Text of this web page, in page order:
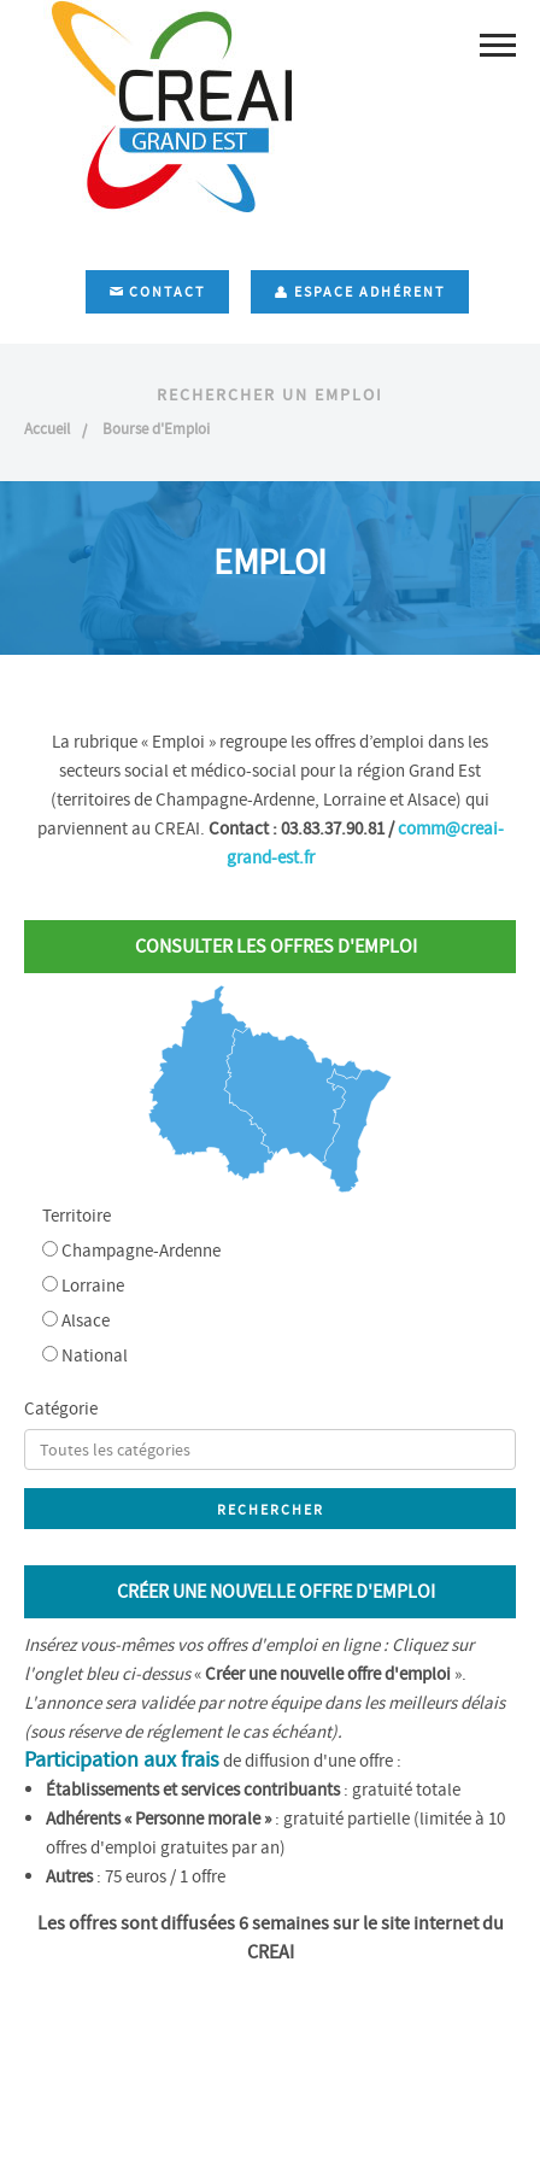
CONTACT ESPACE ADHÉRENT
RECHERCHER UN EMPLOI
Accueil Bourse d'Emploi
EMPLOI
La rubrique « Emploi » regroupe les offres d’emploi dans les
secteurs social et médico-social pour la région Grand Est
(territoires de Champagne-Ardenne, Lorraine et Alsace) qui
parviennent au CREAI. Contact : 03.83.37.90.81 /comm@creai-
grand-est.fr
CONSULTER LES OFFRES D'EMPLOI
Territoire
Champagne-Ardenne
Lorraine
Alsace
National
Catégorie
CRÉER UNE NOUVELLE OFFRE D'EMPLOI
Insérez vous-mêmes vos offres d'emploi en ligne : Cliquez sur
l'onglet bleu ci-dessus«Créer une nouvelle offre d'emploi ».
L'annonce sera validée par notre équipe dans les meilleurs délais
(sous réserve de réglement le cas échéant).
Participation aux fraisde diffusion d'une offre :
Établissements et services contribuants: gratuité totale
Adhérents « Personne morale »: gratuité partielle (limitée à 10
offres d'emploi gratuites par an)
Autres: 75 euros / 1 offre
Les offres sont diffusées 6 semaines sur le site internet du
CREAI